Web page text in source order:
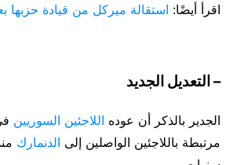
اقرأ أيضًا: استقالة ميركل من قيادة حزبها بعد 18
– التعديل الجديد
الجدير بالذكر أن عوده اللاجئين السوريين
مرتبطة باللاجئين الواصلين إلى الدنمارك